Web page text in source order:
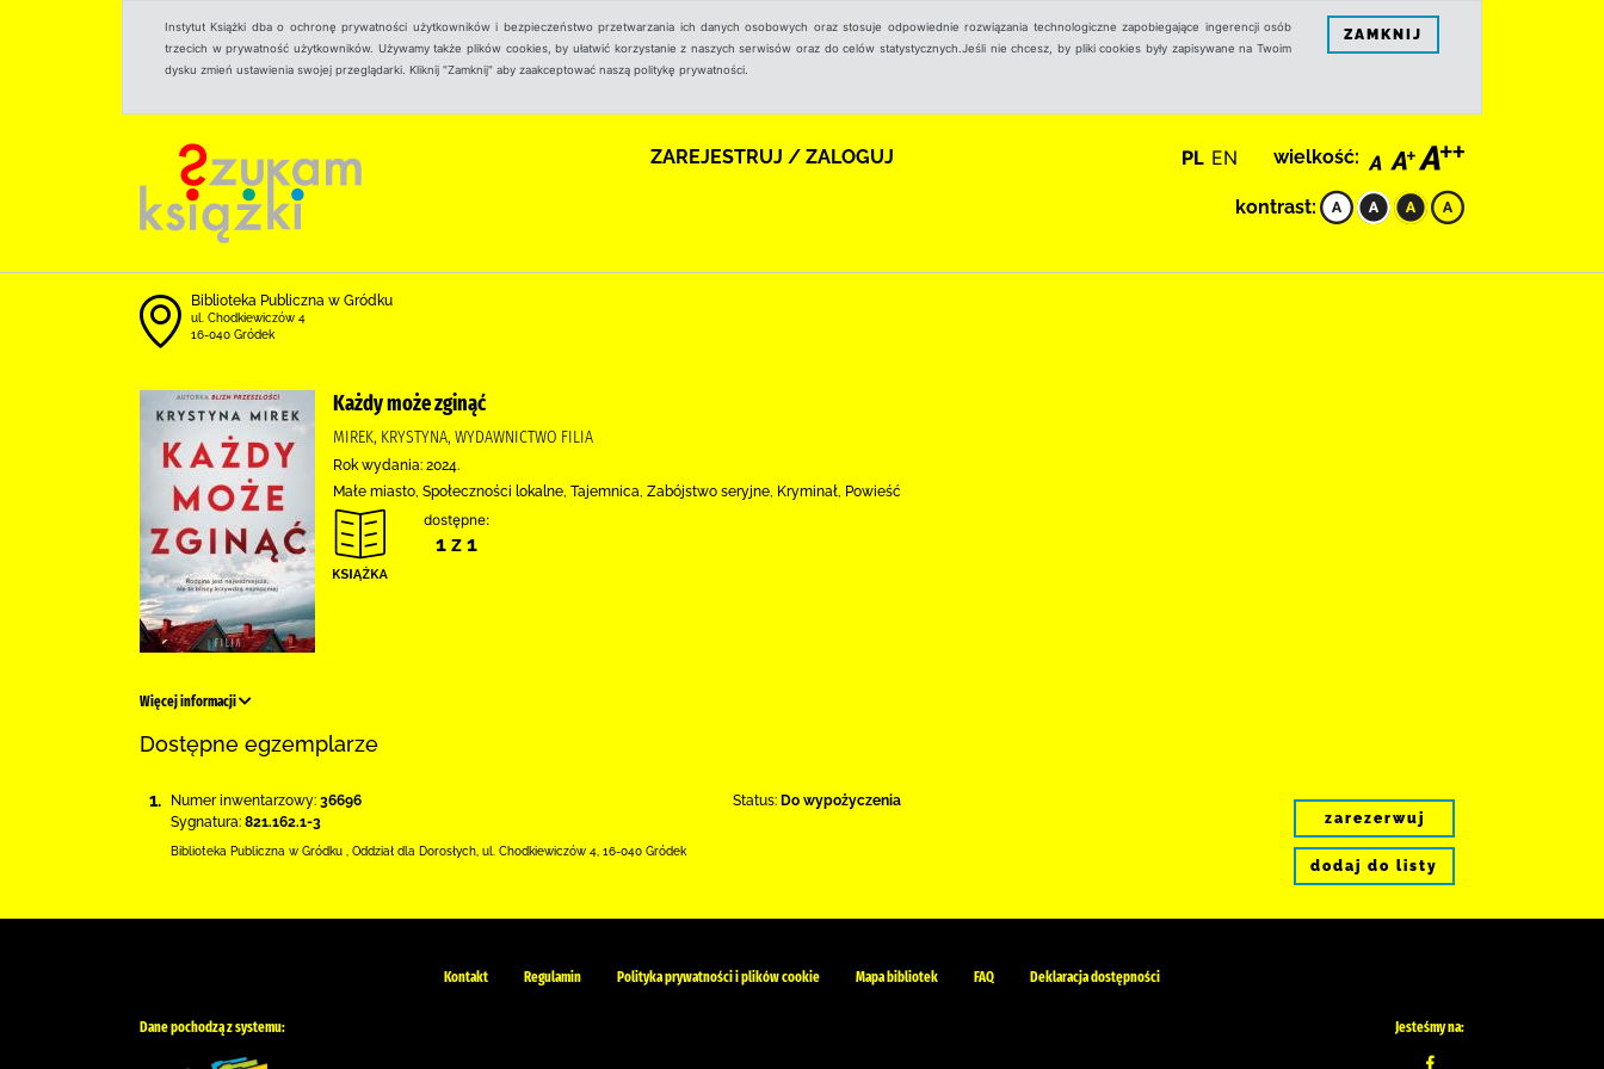
Instytut Książki dba o ochronę prywatności użytkowników i bezpieczeństwo przetwarzania ich danych osobowych oraz stosuje odpowiednie rozwiązania technologiczne zapobiegające ingerencji osób
trzecich w prywatność użytkowników. Używamy także plików cookies, by ułatwić korzystanie z naszych serwisów oraz do celów statystycznych.Jeśli nie chcesz, by pliki cookies były zapisywane na Twoim
dysku zmień ustawienia swojej przeglądarki. Kliknij "Zamknij" aby zaakceptować naszą politykę prywatności.
ZAMKNIJ
ZAREJESTRUJ / ZALOGUJ PL EN wielkość:
kontrast:
Biblioteka Publiczna w Gródku
ul. Chodkiewiczów 4
16-040 Gródek
Każdy może zginąć
MIREK, KRYSTYNA, WYDAWNICTWO FILIA
Rok wydania: 2024.
Małe miasto, Społeczności lokalne, Tajemnica, Zabójstwo seryjne, Kryminał, Powieść
dostępne:
1 z 1
Więcej informacji
Dostępne egzemplarze
1. Numer inwentarzowy: 36696
Sygnatura: 821.162.1-3
Status: Do wypożyczenia
Biblioteka Publiczna w Gródku Oddział dla Dorosłych, ul. Chodkiewiczów 4 16-040 Gródek
zarezerwuj
dodaj do listy
Kontakt Regulamin Polityka prywatności i plików cookie Mapa bibliotek FAQ Deklaracja dostępności
Dane pochodzą z systemu: Jesteśmy na: